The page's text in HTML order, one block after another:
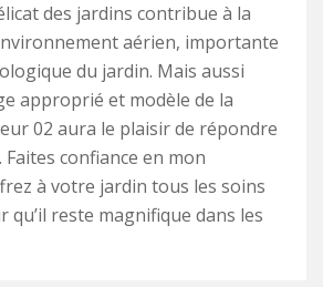
des jardins contribue à la
aérien, importante
du jardin. Mais aussi
approprié et modèle de la
02 aura le plaisir de répondre
Faites confiance en mon
à votre jardin tous les soins
qu’il reste magnifique dans les